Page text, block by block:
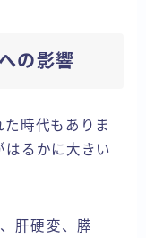
の影響
時代もありま
はるかに大きい
肝硬変、膵